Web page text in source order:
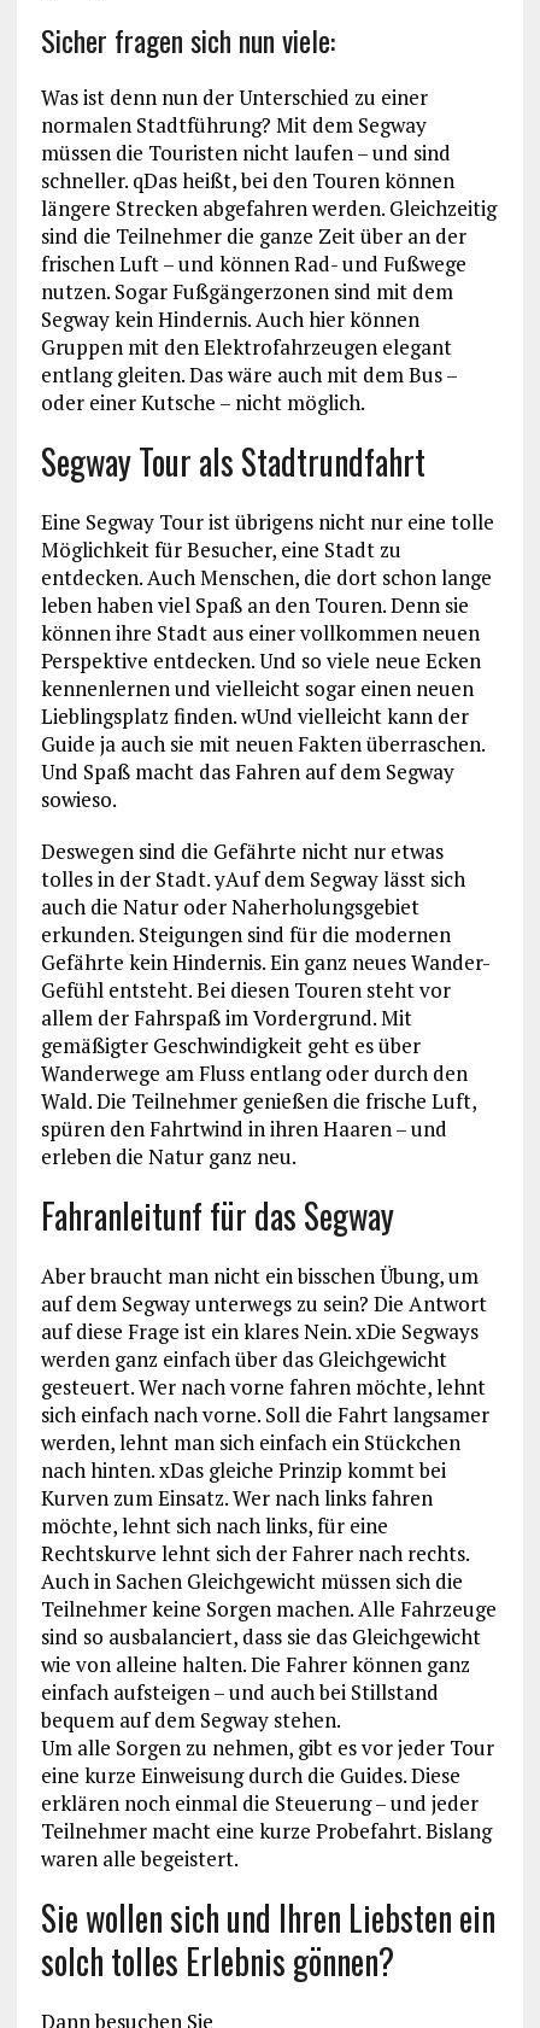
Sicher fragen sich nun viele:
Was ist denn nun der Unterschied zu einer
normalen Stadtführung? Mit dem Segway
müssen die Touristen nicht laufen – und sind
schneller. qDas heißt, bei den Touren können
längere Strecken abgefahren werden. Gleichzeitig
sind die Teilnehmer die ganze Zeit über an der
frischen Luft – und können Rad- und Fußwege
nutzen. Sogar Fußgängerzonen sind mit dem
Segway kein Hindernis. Auch hier können
Gruppen mit den Elektrofahrzeugen elegant
entlang gleiten. Das wäre auch mit dem Bus –
oder einer Kutsche – nicht möglich.
Segway Tour als Stadtrundfahrt
Eine Segway Tour ist übrigens nicht nur eine tolle
Möglichkeit für Besucher, eine Stadt zu
entdecken. Auch Menschen, die dort schon lange
leben haben viel Spaß an den Touren. Denn sie
können ihre Stadt aus einer vollkommen neuen
Perspektive entdecken. Und so viele neue Ecken
kennenlernen und vielleicht sogar einen neuen
Lieblingsplatz finden. wUnd vielleicht kann der
Guide ja auch sie mit neuen Fakten überraschen.
Und Spaß macht das Fahren auf dem Segway
sowieso.
Deswegen sind die Gefährte nicht nur etwas
tolles in der Stadt. yAuf dem Segway lässt sich
auch die Natur oder Naherholungsgebiet
erkunden. Steigungen sind für die modernen
Gefährte kein Hindernis. Ein ganz neues Wander-
Gefühl entsteht. Bei diesen Touren steht vor
allem der Fahrspaß im Vordergrund. Mit
gemäßigter Geschwindigkeit geht es über
Wanderwege am Fluss entlang oder durch den
Wald. Die Teilnehmer genießen die frische Luft,
spüren den Fahrtwind in ihren Haaren – und
erleben die Natur ganz neu.
Fahranleitunf für das Segway
Aber braucht man nicht ein bisschen Übung, um
auf dem Segway unterwegs zu sein? Die Antwort
auf diese Frage ist ein klares Nein. xDie Segways
werden ganz einfach über das Gleichgewicht
gesteuert. Wer nach vorne fahren möchte, lehnt
sich einfach nach vorne. Soll die Fahrt langsamer
werden, lehnt man sich einfach ein Stückchen
nach hinten. xDas gleiche Prinzip kommt bei
Kurven zum Einsatz. Wer nach links fahren
möchte, lehnt sich nach links, für eine
Rechtskurve lehnt sich der Fahrer nach rechts.
Auch in Sachen Gleichgewicht müssen sich die
Teilnehmer keine Sorgen machen. Alle Fahrzeuge
sind so ausbalanciert, dass sie das Gleichgewicht
wie von alleine halten. Die Fahrer können ganz
einfach aufsteigen – und auch bei Stillstand
bequem auf dem Segway stehen.
Um alle Sorgen zu nehmen, gibt es vor jeder Tour
eine kurze Einweisung durch die Guides. Diese
erklären noch einmal die Steuerung – und jeder
Teilnehmer macht eine kurze Probefahrt. Bislang
waren alle begeistert.
Sie wollen sich und Ihren Liebsten ein
solch tolles Erlebnis gönnen?
Dann besuchen Sie